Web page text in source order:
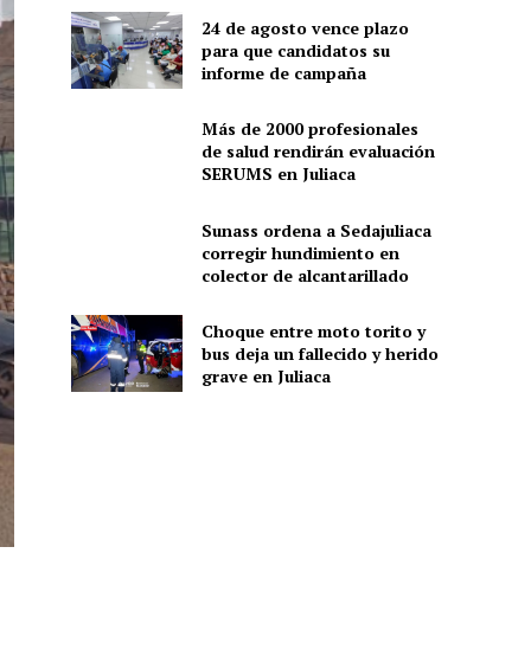
24 de agosto vence plazo
para que candidatos su
informe de campaña
Más de 2000 profesionales
de salud rendirán evaluación
SERUMS en Juliaca
Sunass ordena a Sedajuliaca
corregir hundimiento en
colector de alcantarillado
Choque entre moto torito y
bus deja un fallecido y herido
grave en Juliaca